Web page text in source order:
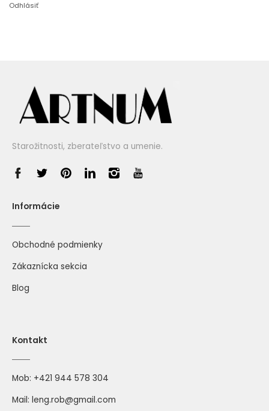
Odhlásiť
Starožitnosti, zberateľstvo a umenie.
Informácie
Obchodné podmienky
Zákaznícka sekcia
Blog
Kontakt
Mob: +421 944 578 304
Mail: leng.rob@gmail.com